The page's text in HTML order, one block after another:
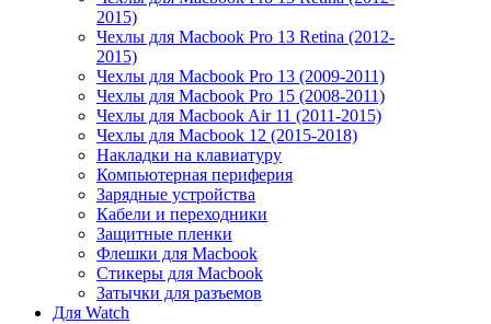
2015)
Чехлы для Macbook Pro 13 Retina (2012-
2015)
Чехлы для Macbook Pro 13 (2009-2011)
Чехлы для Macbook Pro 15 (2008-2011)
Чехлы для Macbook Air 11 (2011-2015)
Чехлы для Macbook 12 (2015-2018)
Накладки на клавиатуру
Компьютерная периферия
Зарядные устройства
Кабели и переходники
Защитные пленки
Флешки для Macbook
Стикеры для Macbook
Затычки для разъемов
Для Watch